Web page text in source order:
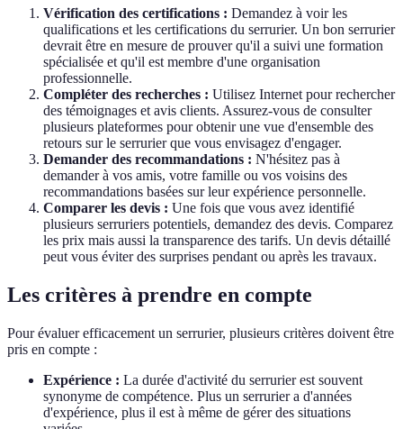
Vérification des certifications : Demandez à voir les
qualifications et les certifications du serrurier. Un bon serrurier
devrait être en mesure de prouver qu'il a suivi une formation
spécialisée et qu'il est membre d'une organisation
professionnelle.
Compléter des recherches : Utilisez Internet pour rechercher
des témoignages et avis clients. Assurez-vous de consulter
plusieurs plateformes pour obtenir une vue d'ensemble des
retours sur le serrurier que vous envisagez d'engager.
Demander des recommandations : N'hésitez pas à
demander à vos amis, votre famille ou vos voisins des
recommandations basées sur leur expérience personnelle.
Comparer les devis : Une fois que vous avez identifié
plusieurs serruriers potentiels, demandez des devis. Comparez
les prix mais aussi la transparence des tarifs. Un devis détaillé
peut vous éviter des surprises pendant ou après les travaux.
Les critères à prendre en compte
Pour évaluer efficacement un serrurier, plusieurs critères doivent être
pris en compte :
Expérience : La durée d'activité du serrurier est souvent
synonyme de compétence. Plus un serrurier a d'années
d'expérience, plus il est à même de gérer des situations